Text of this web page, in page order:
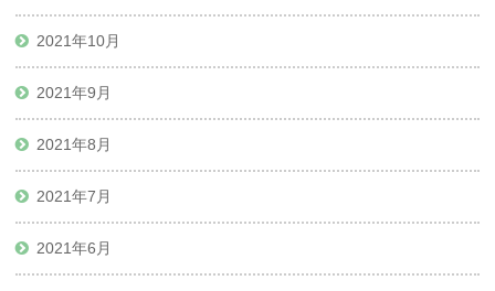
2021年10月
2021年9月
2021年8月
2021年7月
2021年6月